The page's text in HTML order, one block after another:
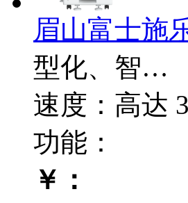
眉山富士施
型化、智…
速度：高达
功能：
￥：